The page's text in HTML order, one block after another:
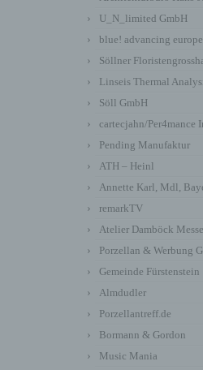
U_N_limited GmbH
blue! advancing
Söllner
Linseis Thermal
Söll GmbH
cartecjahn/Per4mance
Pending Manufaktur
ATH – Heinl
Annette Karl, Mdl,
remarkTV
Atelier Damböck
Porzellan & Werbung
Gemeinde Fürstenstein
Almdudler
Porzellantreff.de
Bormann & Gordon
Music Mania